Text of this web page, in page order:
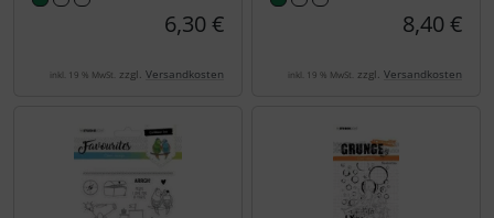
6,30 €
inkl. 19 % MwSt. zzgl. Versandkosten
8,40 €
inkl. 19 % MwSt. zzgl. Versandkosten